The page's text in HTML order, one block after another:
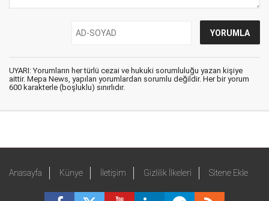
UYARI: Yorumların her türlü cezai ve hukuki sorumluluğu yazan kişiye
aittir. Mepa News, yapılan yorumlardan sorumlu değildir. Her bir yorum
600 karakterle (boşluklu) sınırlıdır.
Anasayfa Künye İletişim Gizlilik İlkeleri Sitene Ekle